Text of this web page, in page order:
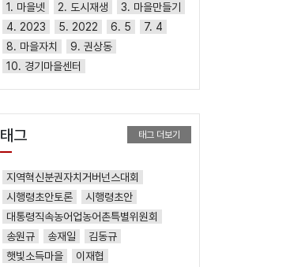
1. 마을넷 2. 도시재생
3. 마을만들기
4. 2023
5. 2022 6. 5
7. 4
8. 마을자치
9. 권상동
10. 경기마을센터
태그 태그 더보기
지역혁신분권자치거버넌스대회
시행령초안토론
시행령초안
대통령직속농어업농어촌특별위원회
송원규
송재일
김동규
햇빛소득마을
이재협